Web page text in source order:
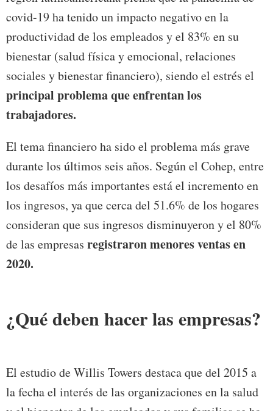
covid-19 ha tenido un impacto negativo en la
productividad de los empleados y el 83% en su
bienestar (salud física y emocional, relaciones
sociales y bienestar financiero), siendo el estrés el
principal problema que enfrentan los
trabajadores.
El tema financiero ha sido el problema más grave
durante los últimos seis años. Según el Cohep, entre
los desafíos más importantes está el incremento en
los ingresos, ya que cerca del 51.6% de los hogares
consideran que sus ingresos disminuyeron y el 80%
de las empresas registraron menores ventas en
2020.
¿Qué deben hacer las empresas?
El estudio de Willis Towers destaca que del 2015 a
la fecha el interés de las organizaciones en la salud